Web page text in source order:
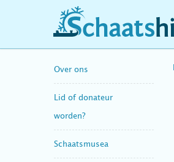
schaatshistorie.nl
Over ons
Lid of donateur
worden?
Schaatsmusea